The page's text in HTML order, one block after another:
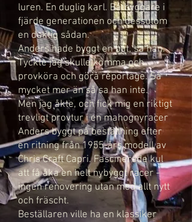
luren. En duglig karl. Båtbyggare i
fjärde generationen och dessutom
en duktig sådan.
Anders hade byggt en båt, sa han.
Tyckte jag skulle komma och
provköra och göra reportage. Så
mycketmer än så sa han inte.
Men jag åkte, och fick mig en riktigt
trevligt provtur i en mahognyracer
Anders byggt på beställningefter
en ritning från 1955-års modell av
Chris Craft Capri. Fascinerade kul
att få åka en helt nybyggtracer -
ingen renovering utan med allt nytt
och fräscht.
Beställaren ville ha en klassiker